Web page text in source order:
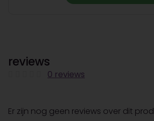
reviews
0 reviews
Er zijn nog geen reviews over dit